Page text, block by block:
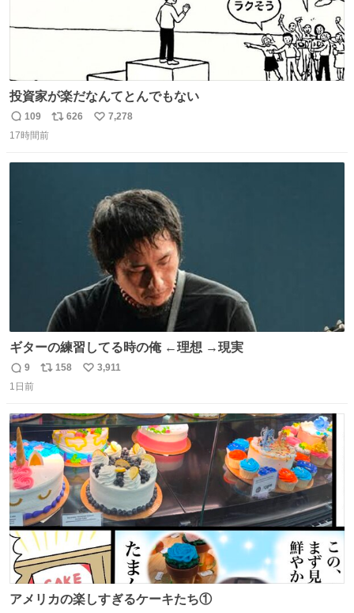
投資家が楽だなんてとんでもない
返
信
109
リ
626
い
7,278
17時間前
ギターの練習してる時の俺 ←理想 →現実
返
信
9
リ
ト
数
158
い
数
3,911
1日前
アメリカの楽しすぎるケーキたち①